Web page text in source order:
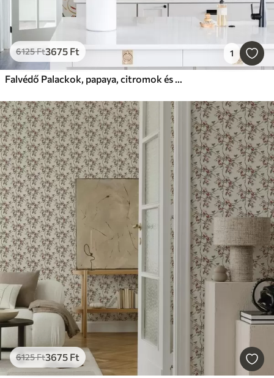
6125Ft3675 Ft 1
Falvédő Palackok, papaya, citromok és fűszerek világos háttér előtt
6125Ft3675 Ft